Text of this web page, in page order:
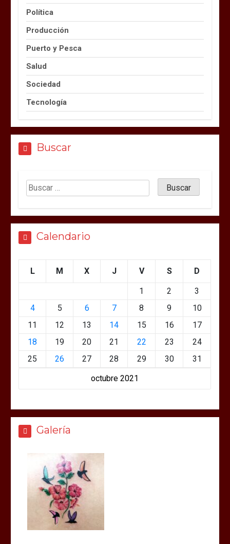
Política
Producción
Puerto y Pesca
Salud
Sociedad
Tecnología
Buscar
Calendario
octubre 2021
L M X J V S D
1 2
3
4
5 6 7 8 9
10
11
12 13 14 15 16
17
18
19 20 21 22 23
24
25
26 27 28 29 30 31
Galería